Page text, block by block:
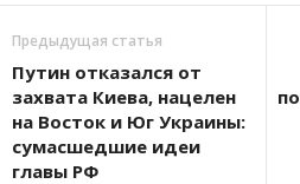
Предыдущая статья
Путин отказался от
захвата Киева, нацелен
на Восток и Юг Украины:
сумасшедшие идеи
главы РФ